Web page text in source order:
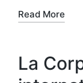
Read More
La